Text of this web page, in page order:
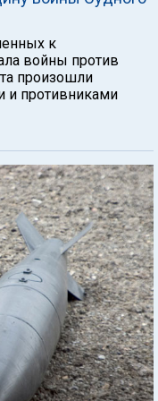
к
войны против
произошли
и противниками